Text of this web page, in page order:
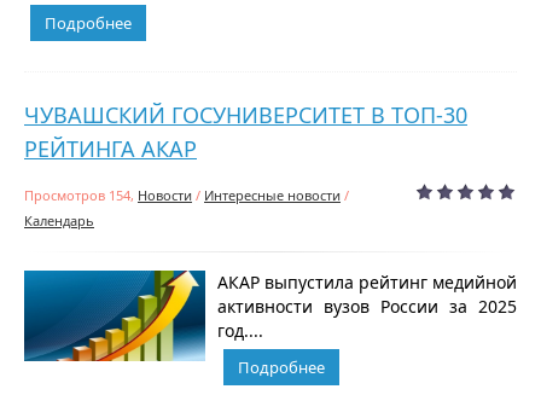
Подробнее
ЧУВАШСКИЙ ГОСУНИВЕРСИТЕТ В ТОП-30
РЕЙТИНГА АКАР
Просмотров 154, Новости / Интересные новости /
Календарь
АКАР выпустила рейтинг медийной
активности вузов России за 2025
год....
Подробнее